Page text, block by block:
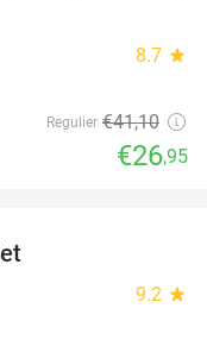
8.7 star
Regulier €41,10
€26,95
9.2 star